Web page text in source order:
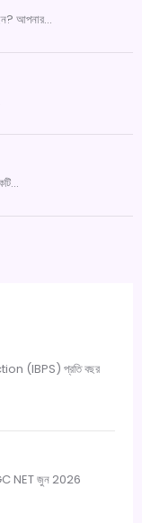
আপনার...
(IBPS) প্রতি বছর
NET জুন 2026